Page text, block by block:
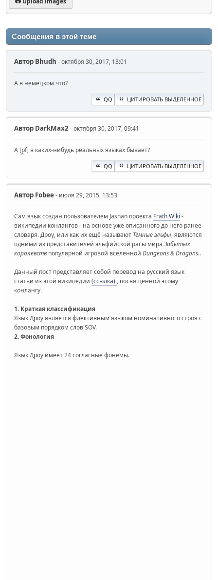
Сообщения в этой теме
Автор Bhudh - октября 30, 2017, 13:01
А в немецком что?
QQ ЦИТИРОВАТЬ ВЫДЕЛЕННОЕ
Автор DarkMax2- октября 30, 2017, 09:41
А [p̪f] в каких-нибудь реальных языках бывает?
QQ ЦИТИРОВАТЬ ВЫДЕЛЕННОЕ
Автор Fobee- июля 29, 2015, 13:53
Сам язык создан пользователем Jashan проекта Frath Wiki -
википедии конлангов - на основе уже описанного до него ранее
словаря. Дроу, или как их ещё называют Тёмные эльфы, являются
одними из представителей эльфийской расы мира Забытых
королевств популярной игровой вселенной Dungeons & Dragons..
Данный пост представляет собой перевод на русский язык
статьи из этой википедии (ссылка) , посвящённой этому
конлангу.
1. Краткая классификация
Язык Дроу является флективным языком номинативного строя с
базовым порядком слов SOV.
2. Фонология
Язык Дроу имеет 24 согласные фонемы.